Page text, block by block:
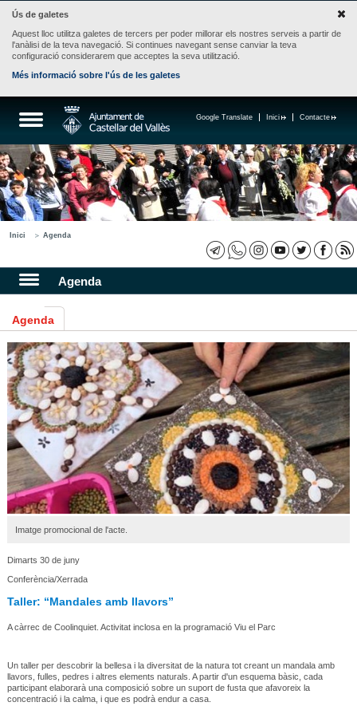
Ús de galetes
Aquest lloc utilitza galetes de tercers per poder millorar els nostres serveis a partir de
l'anàlisi de la teva navegació. Si continues navegant sense canviar la teva
configuració considerarem que acceptes la seva utilització.
Més informació sobre l'ús de les galetes
Contacte
Inici
Google Translate
Inici Agenda
Agenda
Agenda
Imatge promocional de l'acte.
Dimarts 30 de juny
Conferència/Xerrada
Taller: “Mandales amb llavors”
A càrrec de Coolinquiet. Activitat inclosa en la programació Viu el Parc
Un taller per descobrir la bellesa i la diversitat de la natura tot creant un mandala amb
llavors, fulles, pedres i altres elements naturals. A partir d'un esquema bàsic, cada
participant elaborarà una composició sobre un suport de fusta que afavoreix la
concentració i la calma, i que es podrà endur a casa.